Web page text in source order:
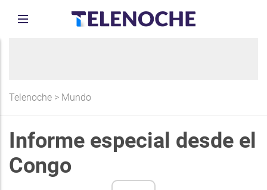
Telenoche > Mundo
Informe especial desde el
Congo